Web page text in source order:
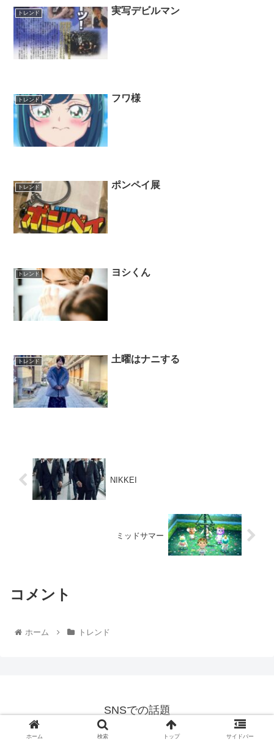
トレンド 実写デビルマン
トレンド フワ様
トレンド ポンペイ展
トレンド ヨシくん
トレンド 土曜はナニする
NIKKEI
ミッドサマー
コメント
ホーム トレンド
SNSでの話題
© 2021 SNSでの話題.
ホーム 検索 トップ サイドバー